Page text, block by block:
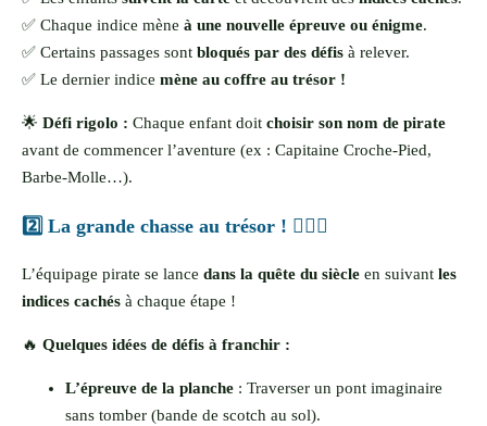
✅ Chaque indice mène à une nouvelle épreuve ou énigme.
✅ Certains passages sont bloqués par des défis à relever.
✅ Le dernier indice mène au coffre au trésor !
🌟 Défi rigolo : Chaque enfant doit choisir son nom de pirate
avant de commencer l’aventure (ex : Capitaine Croche-Pied,
Barbe-Molle…).
2️⃣ La grande chasse au trésor ! 🏃‍♂️⚓️
L’équipage pirate se lance dans la quête du siècle en suivant les
indices cachés à chaque étape !
🔥 Quelques idées de défis à franchir :
L’épreuve de la planche : Traverser un pont imaginaire
sans tomber (bande de scotch au sol).